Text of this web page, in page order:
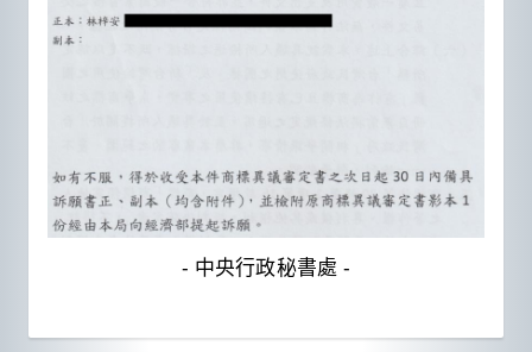
- 中央行政秘書處 -